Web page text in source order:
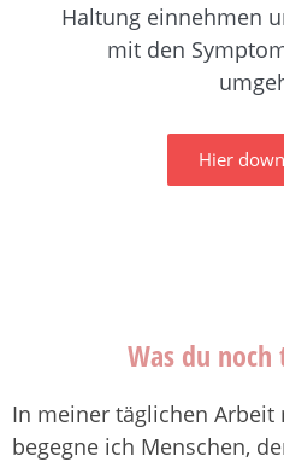
Haltung einnehmen
mit den
Hier
Was du
In meiner täglichen
begegne ich Menschen,